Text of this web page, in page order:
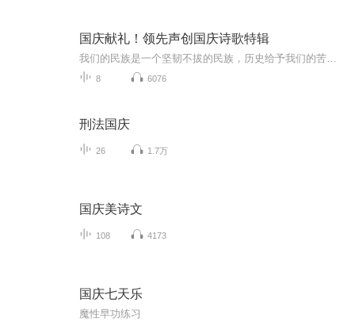
国庆献礼！领先声创国庆诗歌特辑
8 6076
刑法国庆
26 1.7万
国庆美诗文
108 4173
国庆七天乐
魔性早功练习